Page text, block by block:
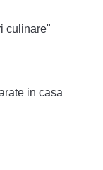
culinare"
in casa